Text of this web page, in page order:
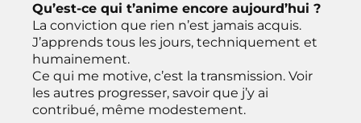
Qu’est-ce qui t’anime encore aujourd’hui ?
La conviction que rien n’est jamais acquis.
J’apprends tous les jours, techniquement et
humainement.
Ce qui me motive, c’est la transmission. Voir
les autres progresser, savoir que j’y ai
contribué, même modestement.